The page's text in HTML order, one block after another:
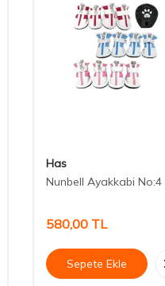
Has
Nunbell Ayakkabi No:4
580,00 TL
Sepete Ekle